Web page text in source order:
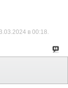
в 00:18.